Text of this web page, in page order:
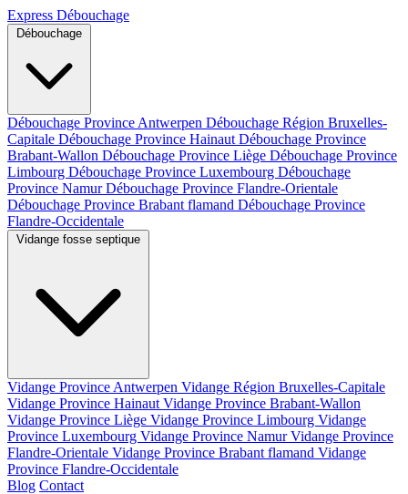
Express Débouchage
Débouchage Province Antwerpen Débouchage Région Bruxelles-
Capitale Débouchage Province Hainaut Débouchage Province
Brabant-Wallon Débouchage Province Liège Débouchage Province
Limbourg Débouchage Province Luxembourg Débouchage
Province NamurDébouchage Province Flandre-Orientale
Débouchage Province Brabant flamand Débouchage Province
Flandre-Occidentale
Vidange Province Antwerpen Vidange Région Bruxelles-Capitale
Vidange Province Hainaut Vidange Province Brabant-Wallon
Vidange Province Liège Vidange Province Limbourg Vidange
Province Luxembourg Vidange Province NamurVidange Province
Flandre-Orientale Vidange Province Brabant flamand Vidange
Province Flandre-Occidentale
Blog Contact